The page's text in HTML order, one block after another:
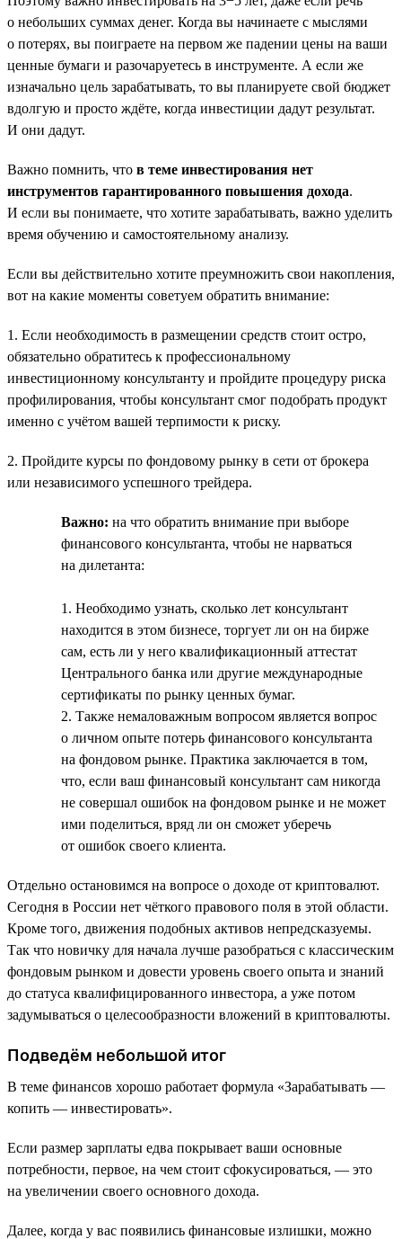
о небольших суммах денег. Когда вы начинаете с мыслями
о потерях, вы поиграете на первом же падении цены на ваши
ценные бумаги и разочаруетесь в инструменте. А если же
изначально цель зарабатывать, то вы планируете свой бюджет
вдолгую и просто ждёте, когда инвестиции дадут результат.
И они дадут.
Важно помнить, что в теме инвестирования нет
инструментов гарантированного повышения дохода.
И если вы понимаете, что хотите зарабатывать, важно уделить
время обучению и самостоятельному анализу.
Если вы действительно хотите преумножить свои накопления,
вот на какие моменты советуем обратить внимание:
1. Если необходимость в размещении средств стоит остро,
обязательно обратитесь к профессиональному
инвестиционному консультанту и пройдите процедуру риска
профилирования, чтобы консультант смог подобрать продукт
именно с учётом вашей терпимости к риску.
2. Пройдите курсы по фондовому рынку в сети от брокера
или независимого успешного трейдера.
Важно: на что обратить внимание при выборе
финансового консультанта, чтобы не нарваться
на дилетанта:
1. Необходимо узнать, сколько лет консультант
находится в этом бизнесе, торгует ли он на бирже
сам, есть ли у него квалификационный аттестат
Центрального банка или другие международные
сертификаты по рынку ценных бумаг.
2. Также немаловажным вопросом является вопрос
о личном опыте потерь финансового консультанта
на фондовом рынке. Практика заключается в том,
что, если ваш финансовый консультант сам никогда
не совершал ошибок на фондовом рынке и не может
ими поделиться, вряд ли он сможет уберечь
от ошибок своего клиента.
Отдельно остановимся на вопросе о доходе от криптовалют.
Сегодня в России нет чёткого правового поля в этой области.
Кроме того, движения подобных активов непредсказуемы.
Так что новичку для начала лучше разобраться с классическим
фондовым рынком и довести уровень своего опыта и знаний
до статуса квалифицированного инвестора, а уже потом
задумываться о целесообразности вложений в криптовалюты.
Подведём небольшой итог
В теме финансов хорошо работает формула «Зарабатывать —
копить — инвестировать».
Если размер зарплаты едва покрывает ваши основные
потребности, первое, на чем стоит сфокусироваться, — это
на увеличении своего основного дохода.
Далее, когда у вас появились финансовые излишки, можно